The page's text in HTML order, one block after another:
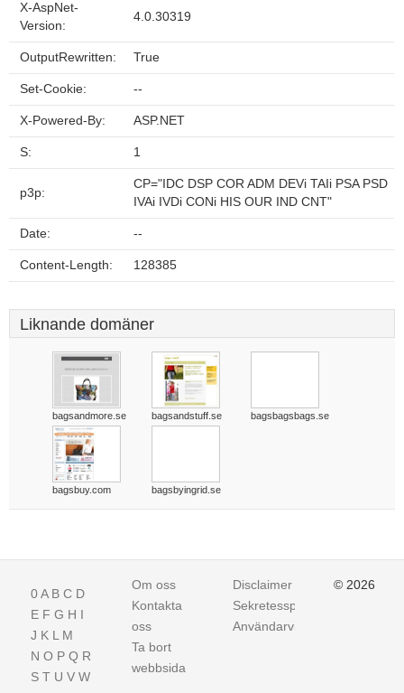
X-AspNet-
Version:
4.0.30319
OutputRewritten: True
Set-Cookie: --
X-Powered-By: ASP.NET
S: 1
p3p:
CP="IDC DSP COR ADM DEVi TAIi PSA PSD
IVAi IVDi CONi HIS OUR IND CNT"
Date: --
Content-Length: 128385
Liknande domäner
bagsandmore.se bagsandstuff.se bagsbagsbags.se
bagsbuy.com bagsbyingrid.se
0A B C D
E F G H I
J K L M
N O P Q R
S T U V W
Om oss
Kontakta
oss
Ta bort
webbsida
Disclaimer
Sekretesspolicy
Användarvillkor
© 2026